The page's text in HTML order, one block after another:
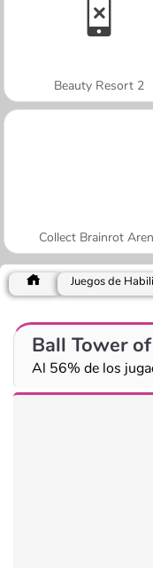
Beauty Resort 2
Collect Brainrot
Juegos de
Ball Tower
Al 56% de los